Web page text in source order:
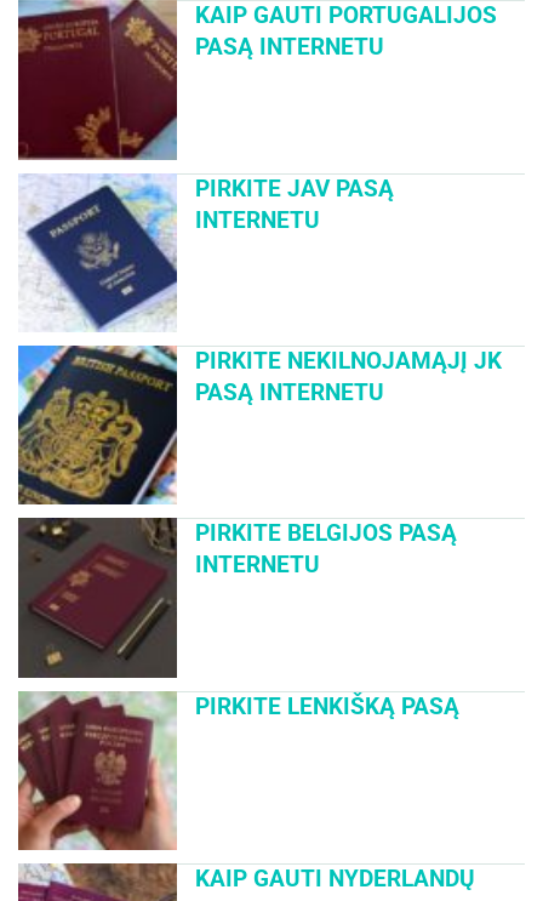
KAIP GAUTI PORTUGALIJOS
PASĄ INTERNETU
PIRKITE JAV PASĄ
INTERNETU
PIRKITE NEKILNOJAMĄJĮ JK
PASĄ INTERNETU
PIRKITE BELGIJOS PASĄ
INTERNETU
PIRKITE LENKIŠKĄ PASĄ
KAIP GAUTI NYDERLANDŲ